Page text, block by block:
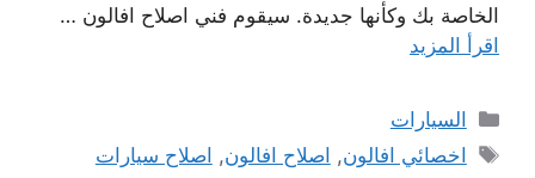
الخاصة بك وكأنها جديدة. سيقوم فني اصلاح افالون …
اقرأ المزيد
التصنيفات
السيارات
الوسوم
اخصائي افالون, اصلاح افالون, اصلاح سيارات